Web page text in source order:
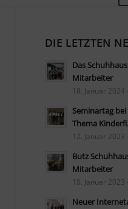
DIE LETZTEN
Das
Mitarbeiter
18. Januar 2024
Seminartag
Thema
12. Januar 2023
Butz
Mitarbeiter
10. Januar 2023
Neuer